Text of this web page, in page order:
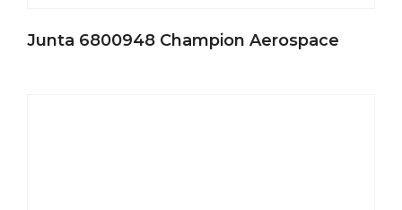
Junta 6800948 Champion Aerospace